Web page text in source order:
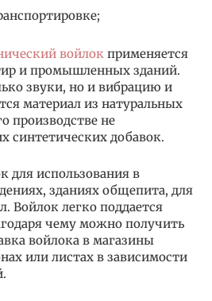
войлок применяется
и промышленных зданий.
звуки, но и вибрацию и
материал из натуральных
производстве не
синтетических добавок.
для использования в
зданиях общепита, для
Войлок легко поддается
чему можно получить
войлока в магазины
или листах в зависимости